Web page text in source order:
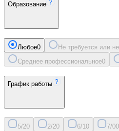
Образование
Любое0 Не требуется или
Среднее профессиональное0
График работы
5/20 2/20 6/10 7/00